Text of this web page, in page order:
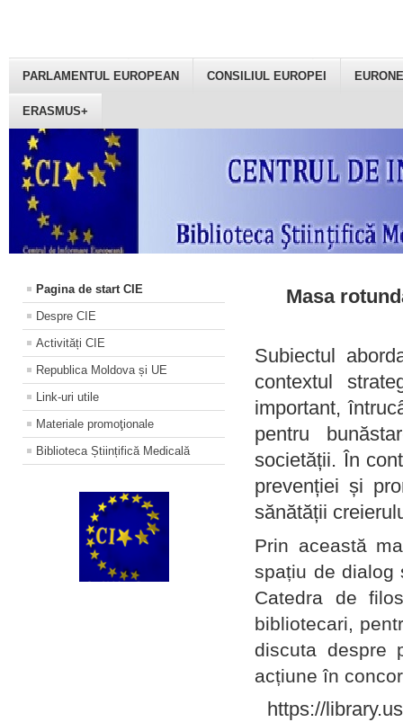
PARLAMENTUL EUROPEAN CONSILIUL EUROPEI
ERASMUS+
Pagina de start CIE
Despre CIE
Activități CIE
Republica Moldova și UE
Link-uri utile
Materiale promoţionale
Biblioteca Științifică Medicală
Masa
Subiectul
contextul
important,
pentru
societății. În
prevenției și
sănătății
Prin această
spațiu de dialog
Catedra de
bibliotecari,
discuta despre
acțiune în
https://